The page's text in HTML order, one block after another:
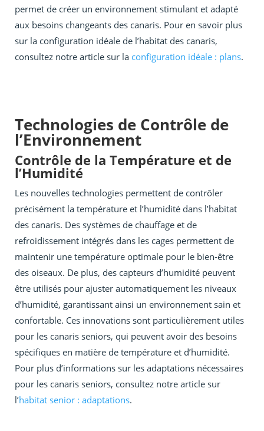
permet de créer un environnement stimulant et adapté
aux besoins changeants des canaris. Pour en savoir plus
sur la configuration idéale de l’habitat des canaris,
consultez notre article sur la configuration idéale : plans.
Technologies de Contrôle de
l’Environnement
Contrôle de la Température et de
l’Humidité
Les nouvelles technologies permettent de contrôler
précisément la température et l’humidité dans l’habitat
des canaris. Des systèmes de chauffage et de
refroidissement intégrés dans les cages permettent de
maintenir une température optimale pour le bien-être
des oiseaux. De plus, des capteurs d’humidité peuvent
être utilisés pour ajuster automatiquement les niveaux
d’humidité, garantissant ainsi un environnement sain et
confortable. Ces innovations sont particulièrement utiles
pour les canaris seniors, qui peuvent avoir des besoins
spécifiques en matière de température et d’humidité.
Pour plus d’informations sur les adaptations nécessaires
pour les canaris seniors, consultez notre article sur
l’habitat senior : adaptations.